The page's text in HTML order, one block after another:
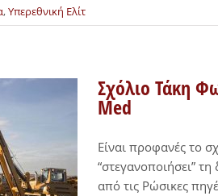
,Υπερεθνική Ελίτ
Σχόλιο Τάκη
Med
Είναι προφανές το
“στεγανοποιήσει”
από τις Ρώσικες